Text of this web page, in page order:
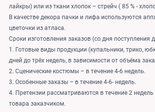
лайкры) или из ткани хлопок – стрейч ( 85 % -
В качестве декора пачки и лифа используются
цветочки из атласа.
Сроки изготовления заказов (со дня поступления
1. Готовые виды продукции (купальники, трико,
дней до трёх недель, в зависимости от объёма
2. Сценические костюмы – в течение 4-6 недель.
3. Особенные заказы – в течение 4-6- недель.
4. Претензии рассматриваются в течение 2
товара заказчиком.